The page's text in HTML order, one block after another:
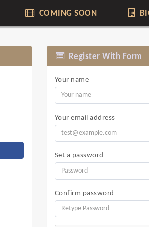
COMING SOON
Register With Form
Your name
Your email address
Set a password
Confirm password